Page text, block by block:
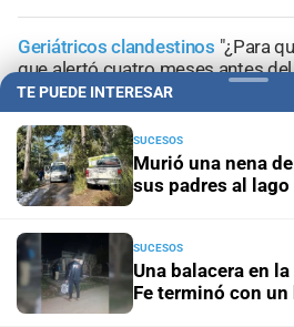
Geriátricos clandestinos "¿Para
que alertó cuatro meses antes
escuchada
Penas máximasPedirán 15 años
hija por el crimen de Jeremías
Encubrimiento agravado
reacción de sus abuelos tras las
TE PUEDE INTERESAR
SUCESOS
Murió una nena
sus padres al
SUCESOS
Una balacera en
Fe terminó con